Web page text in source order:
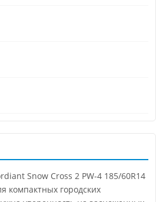
Snow Cross 2 PW-4 185/60R14
городских